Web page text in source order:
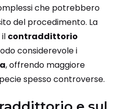
che potrebbero
del procedimento. La
contraddittorio
considerevole i
, offrendo maggiore
spesso controverse.